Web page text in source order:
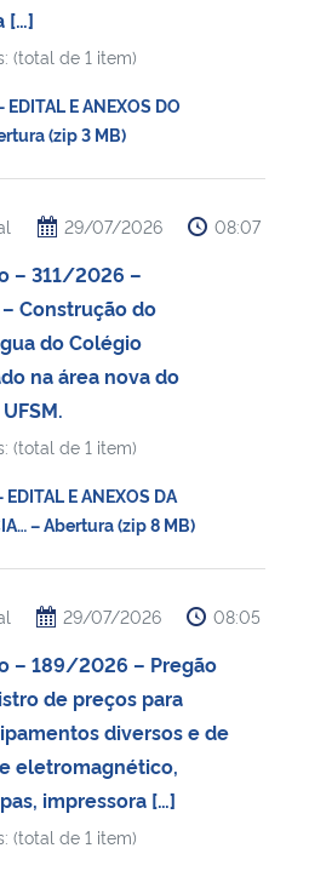
[…]
(total de 1 item)
E ANEXOS DO
(zip 3 MB)
29/07/2026 08:07
– 311/2026 –
– Construção do
do Colégio
na área nova do
(total de 1 item)
E ANEXOS DA
– Abertura (zip 8 MB)
29/07/2026 08:05
– 189/2026 – Pregão
de preços para
diversos e de
eletromagnético,
impressora […]
(total de 1 item)